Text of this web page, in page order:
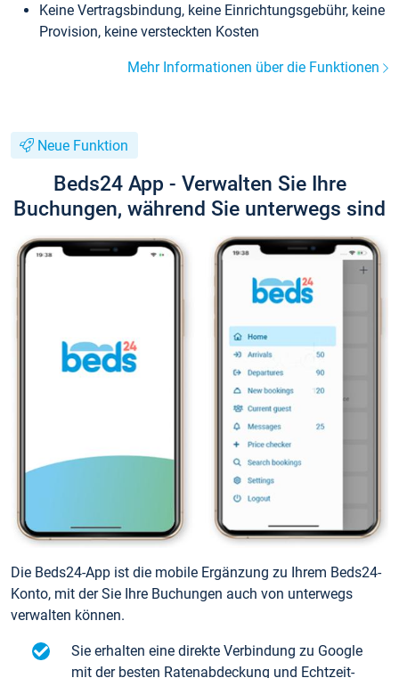
Keine Vertragsbindung, keine Einrichtungsgebühr, keine
Provision, keine versteckten Kosten
Mehr Informationen über die Funktionen
Neue Funktion
Beds24 App - Verwalten Sie Ihre
Buchungen, während Sie unterwegs sind
Die Beds24-App ist die mobile Ergänzung zu Ihrem Beds24-
Konto, mit der Sie Ihre Buchungen auch von unterwegs
verwalten können.
Sie erhalten eine direkte Verbindung zu Google
mit der besten Ratenabdeckung und Echtzeit-